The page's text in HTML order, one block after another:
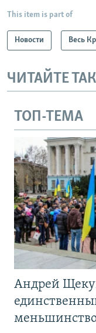
This item is part of
Новости Весь
ЧИТАЙТЕ
ТОП-ТЕМА
Андрей